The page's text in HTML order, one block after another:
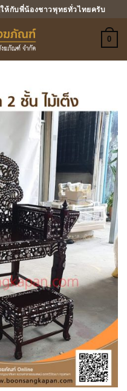
กับพี่น้องชาวพุทธทั่วไทยครับ
0